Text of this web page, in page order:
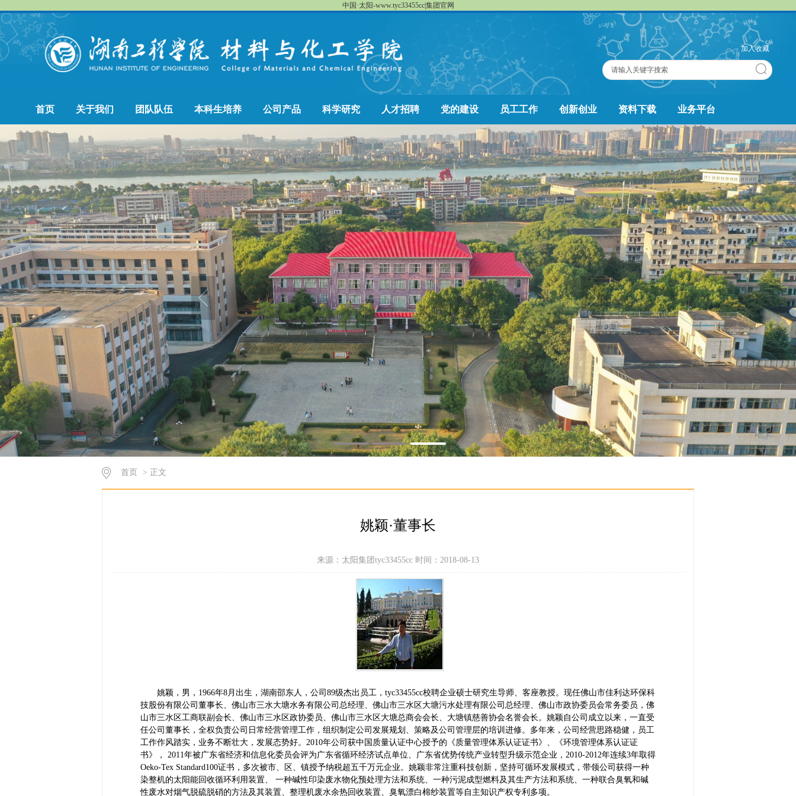
中国·太阳-www.tyc33455cc|集团官网
加入收藏
首页 关于我们 团队队伍 本科生培养 公司产品 科学研究 人才招聘 党的建设 员工工作 创新创业 资料下载 业务平台
首页 > 正文
姚颖·董事长
来源：太阳集团tyc33455cc 时间：2018-08-13
姚颖，男，1966年8月出生，湖南邵东人，公司89级杰出员工，tyc33455cc校聘企业硕士研究生导师、客座教授。现任佛山市佳利达环保科
技股份有限公司董事长、佛山市三水大塘水务有限公司总经理、佛山市三水区大塘污水处理有限公司总经理、佛山市政协委员会常务委员，佛
山市三水区工商联副会长、佛山市三水区政协委员、佛山市三水区大塘总商会会长、大塘镇慈善协会名誉会长。姚颖自公司成立以来，一直受
任公司董事长，全权负责公司日常经营管理工作，组织制定公司发展规划、策略及公司管理层的培训进修。多年来，公司经营思路稳健，员工
工作作风踏实，业务不断壮大，发展态势好。2010年公司获中国质量认证中心授予的《质量管理体系认证证书》、《环境管理体系认证证
书》， 2011年被广东省经济和信息化委员会评为广东省循环经济试点单位、广东省优势传统产业转型升级示范企业，2010-2012年连续3年取得
Oeko-Tex Standard100证书，多次被市、区、镇授予纳税超五千万元企业。姚颖非常注重科技创新，坚持可循环发展模式，带领公司获得一种
染整机的太阳能回收循环利用装置、 一种碱性印染废水物化预处理方法和系统、一种污泥成型燃料及其生产方法和系统、一种联合臭氧和碱
性废水对烟气脱硫脱硝的方法及其装置、整理机废水余热回收装置、臭氧漂白棉纱装置等自主知识产权专利多项。